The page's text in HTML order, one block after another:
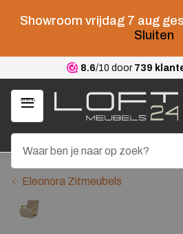
Showroom vrijdag 7 aug
Sluiten
8.6/10 door 739
Menu
Eleonora Zitmeubels